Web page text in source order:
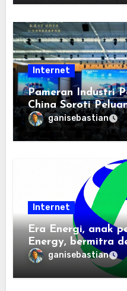
Internet
Pameran Industri
China Soroti
ganisebastian
Internet
Era Energi, anak
Energy, bermitra
Zhuochuangtong
transisi energi
energi global
ganisebastian